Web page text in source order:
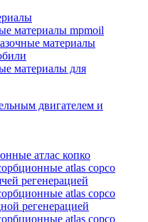
материалы mpmoil
материалы
материалы для
двигателем и
атлас копко
atlas copco
регенерацией
atlas copco
регенерацией
atlas copco